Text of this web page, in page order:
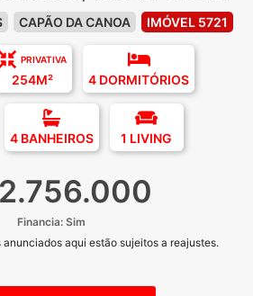
CAPÃO DA CANOA IMÓVEL 5721
PRIVATIVA
254M² 4 DORMITÓRIOS
4 BANHEIROS 1 LIVING
Financia: Sim
aqui estão sujeitos a reajustes.